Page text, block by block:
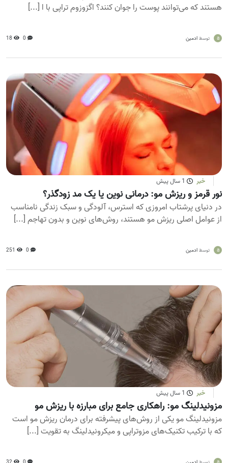
هستند که می‌توانند پوست را جوان کنند؟ اگزوزوم تراپی با ا [...]
a توسط ادمین 0
18
خبر 1 سال پیش
نور قرمز و ریزش مو: درمانی نوین یا یک مد زودگذر؟
در دنیای پرشتاب امروزی که استرس، آلودگی و سبک زندگی نامناسب
از عوامل اصلی ریزش مو هستند، روش‌های نوین و بدون تهاجم [...]
a توسط ادمین 0
251
خبر 1 سال پیش
مزونیدلینگ مو: راهکاری جامع برای مبارزه با ریزش مو
مزونیدلینگ مو یکی از روش‌های پیشرفته برای درمان ریزش مو است
که با ترکیب تکنیک‌های مزوتراپی و میکرونیدلینگ به تقویت [...]